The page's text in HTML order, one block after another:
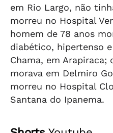
em Rio Largo, não
morreu no Hospital
homem de 78 anos
diabético, hipertenso
Chama, em
morava em Delmiro
morreu no Hospital
Santana do Ipanema.